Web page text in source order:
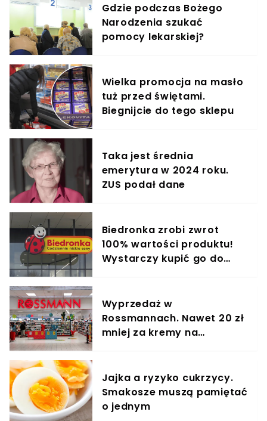
Gdzie podczas Bożego
Narodzenia szukać
pomocy lekarskiej?
Wielka promocja na masło
tuż przed świętami.
Biegnijcie do tego sklepu
Taka jest średnia
emerytura w 2024 roku.
ZUS podał dane
Biedronka zrobi zwrot
100% wartości produktu!
Wystarczy kupić go do
Wyprzedaż w
Rossmannach. Nawet 20 zł
mniej za kremy na
Jajka a ryzyko cukrzycy.
Smakosze muszą pamiętać
o jednym